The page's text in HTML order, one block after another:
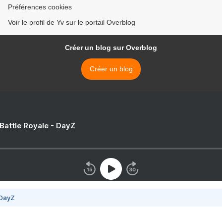
Préférences cookies
Voir le profil de Yv sur le portail Overblog
Créer un blog sur Overblog
Créer un blog
Royale - DayZ